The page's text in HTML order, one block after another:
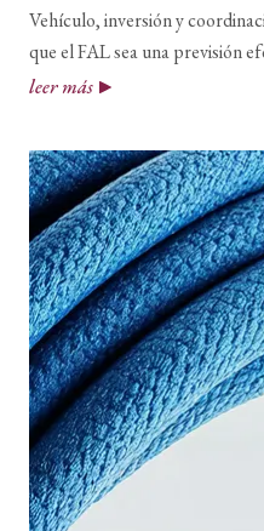
Vehículo, inversión y
que el FAL sea una previsión
leer más